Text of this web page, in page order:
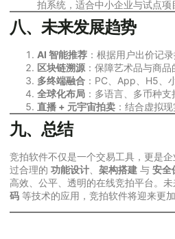
拍系统，适合中小企业与试点项
八、未来发展趋势
AI 智能推荐 ：根据用户出价记录
区块链溯源 ：保障艺术品与商品
多终端融合 ：PC、App、H5、
全球化布局 ：多语言、多币种支
直播 + 元宇宙拍卖 ：结合虚拟
九、总结
竞拍软件不仅是一个交易工具，更是
过合理的 功能设计 架构搭建 与 安全
高效、公平、透明的在线竞拍平台。
码 等技术的应用，竞拍软件将迎来更